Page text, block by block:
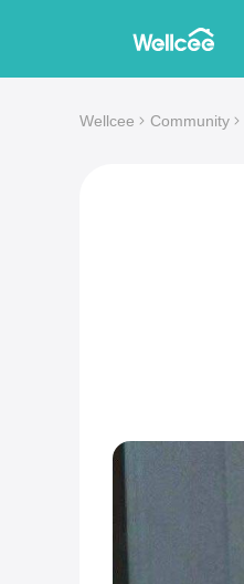
Wellcee Community